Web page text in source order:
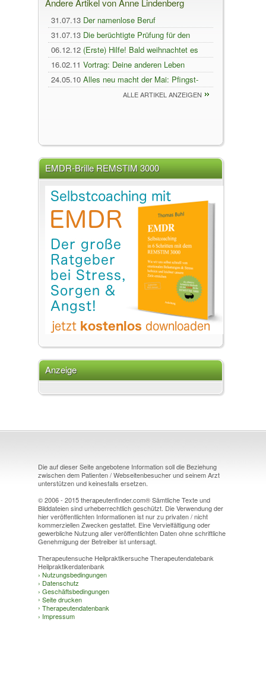
Andere Artikel von Anne Lindenberg
31.07.13 Der namenlose Beruf
31.07.13 Die berüchtigte Prüfung für den
Kleinen Heilpraktiker
06.12.12 (Erste) Hilfe! Bald weihnachtet es
wieder sehr!
16.02.11 Vortrag: Deine anderen Leben
24.05.10 Alles neu macht der Mai: Pfingst-
News v. IN HOPE
ALLE ARTIKEL ANZEIGEN
EMDR-Brille REMSTIM 3000
Anzeige
Die auf dieser Seite angebotene Information soll die Beziehung
zwischen dem Patienten / Webseitenbesucher und seinem Arzt
unterstützen und keinesfalls ersetzen.
© 2006 - 2015 therapeutenfinder.com® Sämtliche Texte und
Bilddateien sind urheberrechtlich geschützt. Die Verwendung der
hier veröffentlichten Informationen ist nur zu privaten / nicht
kommerziellen Zwecken gestattet. Eine Vervielfältigung oder
gewerbliche Nutzung aller veröffentlichten Daten ohne schriftliche
Genehmigung der Betreiber ist untersagt.
Therapeutensuche Heilpraktikersuche Therapeutendatebank
Heilpraktikerdatenbank
› Nutzungsbedingungen
› Datenschutz
› Geschäftsbedingungen
› Seite drucken
› Therapeutendatenbank
› Impressum